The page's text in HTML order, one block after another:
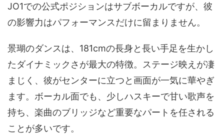
JO1での公式ポジションはサブボーカルですが、彼
の影響力はパフォーマンスだけに留まりません。
景瑚のダンスは、181cmの長身と長い手足を生かし
たダイナミックさが最大の特徴。ステージ映えが凄
まじく、彼がセンターに立つと画面が一気に華やぎ
ます。ボーカル面でも、少しハスキーで甘い歌声を
持ち、楽曲のブリッジなど重要なパートを任される
ことが多いです。